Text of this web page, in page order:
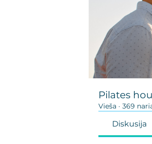
Pilates
Vieša · 369
Diskusija